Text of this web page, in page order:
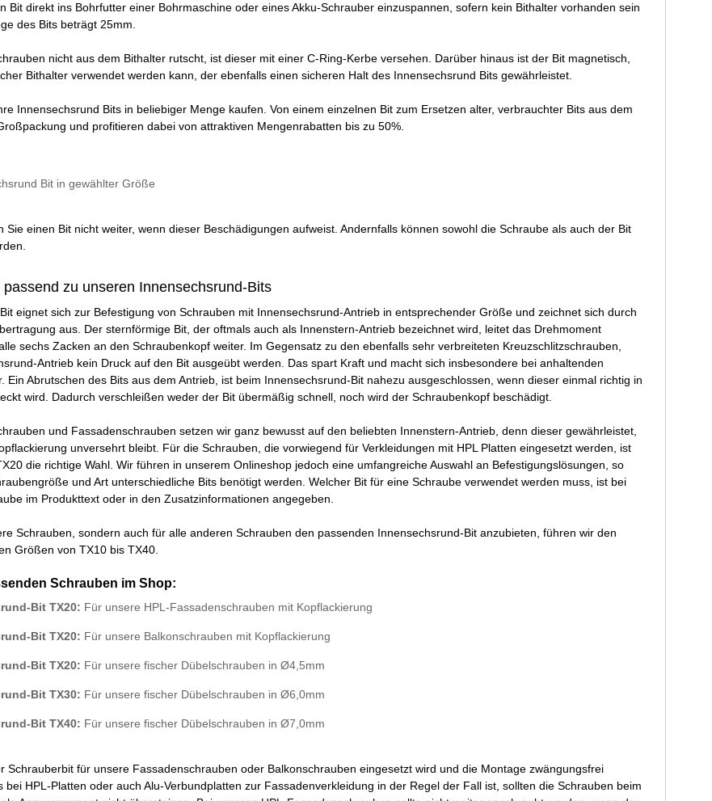
Bit direkt ins Bohrfutter einer Bohrmaschine oder eines Akku-Schrauber einzuspannen, sofern kein Bithalter vorhanden sein
des Bits beträgt 25mm.
nicht aus dem Bithalter rutscht, ist dieser mit einer C-Ring-Kerbe versehen. Darüber hinaus ist der Bit magnetisch,
Bithalter verwendet werden kann, der ebenfalls einen sicheren Halt des Innensechsrund Bits gewährleistet.
Innensechsrund Bits in beliebiger Menge kaufen. Von einem einzelnen Bit zum Ersetzen alter, verbrauchter Bits aus dem
und profitieren dabei von attraktiven Mengenrabatten bis zu 50%.
Bit in gewählter Größe
Sie einen Bit nicht weiter, wenn dieser Beschädigungen aufweist. Andernfalls können sowohl die Schraube als auch der Bit
zu unseren Innensechsrund-Bits
eignet sich zur Befestigung von Schrauben mit Innensechsrund-Antrieb in entsprechender Größe und zeichnet sich durch
aus. Der sternförmige Bit, der oftmals auch als Innenstern-Antrieb bezeichnet wird, leitet das Drehmoment
sechs Zacken an den Schraubenkopf weiter. Im Gegensatz zu den ebenfalls sehr verbreiteten Kreuzschlitzschrauben,
Antrieb kein Druck auf den Bit ausgeübt werden. Das spart Kraft und macht sich insbesondere bei anhaltenden
Ein Abrutschen des Bits aus dem Antrieb, ist beim Innensechsrund-Bit nahezu ausgeschlossen, wenn dieser einmal richtig in
wird. Dadurch verschleißen weder der Bit übermäßig schnell, noch wird der Schraubenkopf beschädigt.
und Fassadenschrauben setzen wir ganz bewusst auf den beliebten Innenstern-Antrieb, denn dieser gewährleistet,
unversehrt bleibt. Für die Schrauben, die vorwiegend für Verkleidungen mit HPL Platten eingesetzt werden, ist
die richtige Wahl. Wir führen in unserem Onlineshop jedoch eine umfangreiche Auswahl an Befestigungslösungen, so
und Art unterschiedliche Bits benötigt werden. Welcher Bit für eine Schraube verwendet werden muss, ist bei
im Produkttext oder in den Zusatzinformationen angegeben.
Schrauben, sondern auch für alle anderen Schrauben den passenden Innensechsrund-Bit anzubieten, führen wir den
Größen von TX10 bis TX40.
Schrauben im Shop:
Bit TX20: Für unsere HPL-Fassadenschrauben mit Kopflackierung
Bit TX20: Für unsere Balkonschrauben mit Kopflackierung
Bit TX20: Für unsere fischer Dübelschrauben in Ø4,5mm
Bit TX30: Für unsere fischer Dübelschrauben in Ø6,0mm
Bit TX40: Für unsere fischer Dübelschrauben in Ø7,0mm
Schrauberbit für unsere Fassadenschrauben oder Balkonschrauben eingesetzt wird und die Montage zwängungsfrei
bei HPL-Platten oder auch Alu-Verbundplatten zur Fassadenverkleidung in der Regel der Fall ist, sollten die Schrauben beim